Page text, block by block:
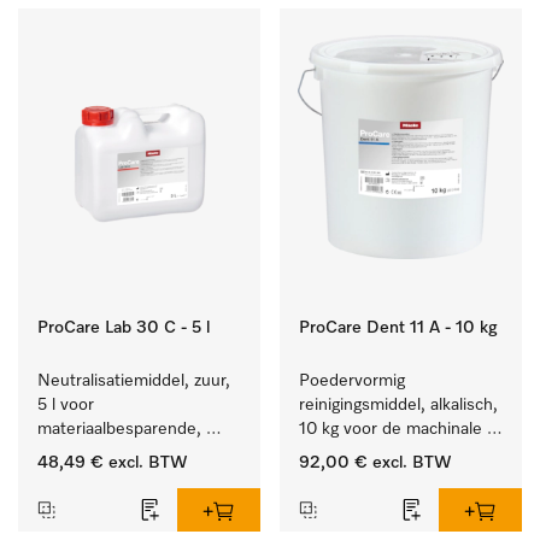
ProCare Lab 30 C - 5 l
Neutralisatiemiddel, zuur,
5 l voor
materiaalbesparende,
machinale reiniging van
gerei.
48,49 € excl. BTW
ProCare Dent 11 A - 10 kg
Poedervormig
reinigingsmiddel, alkalisch,
10 kg voor de machinale
behandeling van
instrumenten.
92,00 € excl. BTW